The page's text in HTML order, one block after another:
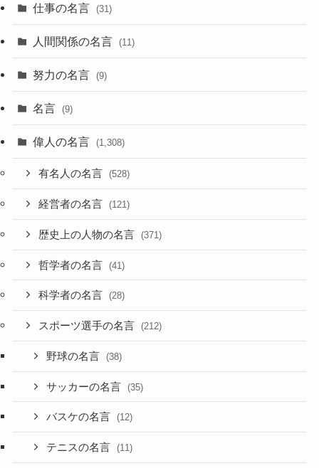
仕事の名言 (31)
人間関係の名言 (11)
努力の名言 (9)
名言 (9)
偉人の名言 (1,308)
有名人の名言 (528)
経営者の名言 (121)
歴史上の人物の名言 (371)
哲学者の名言 (41)
科学者の名言 (28)
スポーツ選手の名言 (212)
野球の名言 (38)
サッカーの名言 (35)
バスケの名言 (12)
テニスの名言 (11)